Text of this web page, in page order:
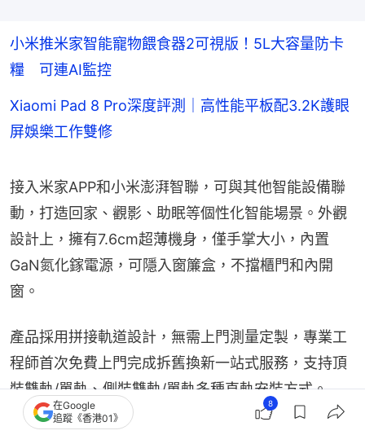
小米推米家智能寵物餵食器2可視版！5L大容量防卡
糧 可連AI監控
Xiaomi Pad 8 Pro深度評測｜高性能平板配3.2K護眼
屏娛樂工作雙修
接入米家APP和小米澎湃智聯，可與其他智能設備聯
動，打造回家、觀影、助眠等個性化智能場景。外觀
設計上，擁有7.6cm超薄機身，僅手掌大小，內置
GaN氮化鎵電源，可隱入窗簾盒，不擋櫃門和內開
窗。
產品採用拼接軌道設計，無需上門測量定製，專業工
程師首次免費上門完成拆舊換新一站式服務，支持頂
裝雙軌/單軌、側裝雙軌/單軌多種直軌安裝方式。
在Google
追蹤《香港01》
8